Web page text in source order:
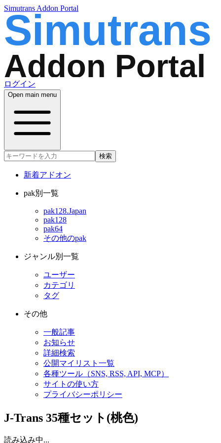
Simutrans Addon Portal
ログイン
Open main menu
検索
新着アドオン
pak別一覧
pak128.Japan
pak128
pak64
その他のpak
ジャンル別一覧
ユーザー
カテゴリ
タグ
その他
一般記事
お知らせ
詳細検索
公開マイリスト一覧
各種ツール（SNS, RSS, API, MCP）
サイトの使い方
プライバシーポリシー
J-Trans 35種セット(桃色)
読み込み中...